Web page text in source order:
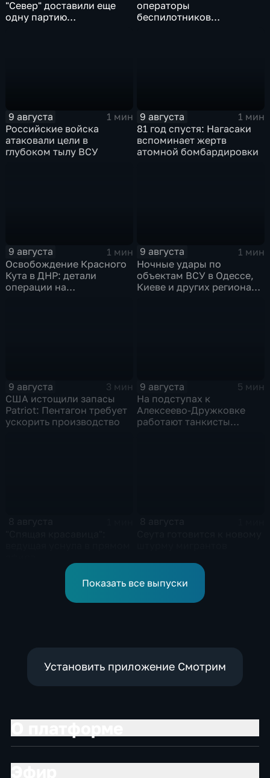
"Север" доставили еще
одну партию
операторы
беспилотников
9 августа
1 мин
Российские войска
атаковали цели в
глубоком тылу ВСУ
9 августа
1 мин
81 год спустя: Нагасаки
вспоминает жертв
атомной бомбардировки
9 августа
1 мин
Освобождение Красного
Кута в ДНР: детали
операции на
9 августа
1 мин
Ночные удары по
объектам ВСУ в Одессе,
Киеве и других регионах
9 августа
3 мин
США истощили запасы
Patriot: Пентагон требует
ускорить производство
9 августа
5 мин
На подступах к
Алексеево-Дружковке
работают танкисты
Показать все выпуски
Установить приложение Смотрим